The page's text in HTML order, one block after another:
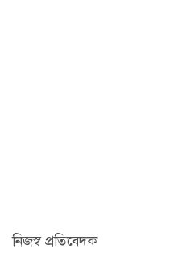
নিজস্ব প্রতিবেদক